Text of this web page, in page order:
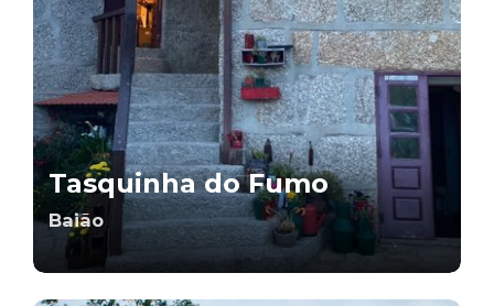
Tasquinha do Fumo
Baião